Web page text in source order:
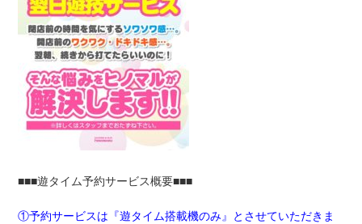
■■■遊タイム予約サービス概要■■■
①予約サービスは『遊タイム搭載機のみ』とさせていただきま